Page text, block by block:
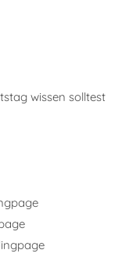
wissen solltest